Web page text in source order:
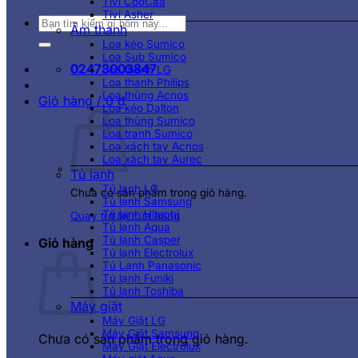
Tìm
kiếm:
02473003847
Giỏ hàng /0₫
Chưa có sản phẩm trong giỏ hàng.
Quay trở lại cửa hàng
Giỏ hàng
Chưa có sản phẩm trong giỏ hàng.
Tivi Asher
Âm thanh
Loa kéo Sumico
Loa Sub Sumico
Loa thanh LG
Loa thanh Philips
Loa thùng Acnos
Loa kéo Dalton
Loa thùng Sumico
Loa tranh Sumico
Loa xách tay Acnos
Loa xách tay Aurec
Tủ lạnh
Tủ lạnh LG
Tủ lạnh Samsung
Tủ lạnh Hitachi
Tủ lạnh Aqua
Tủ lạnh Casper
Tủ lạnh Electrolux
Tủ Lạnh Panasonic
Tủ lạnh Funiki
Tủ lạnh Toshiba
Máy giặt
Máy Giặt LG
Máy Giặt Samsung
Máy Giặt Electrolux